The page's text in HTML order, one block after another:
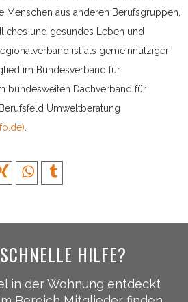
Menschen aus anderen Berufsgruppen,
und gesundes Leben und
ist als gemeinnütziger
im Bundesverband für
bundesweiten Dachverband für
Umweltberatung
.
HILFE?
in der Wohnung entdeckt